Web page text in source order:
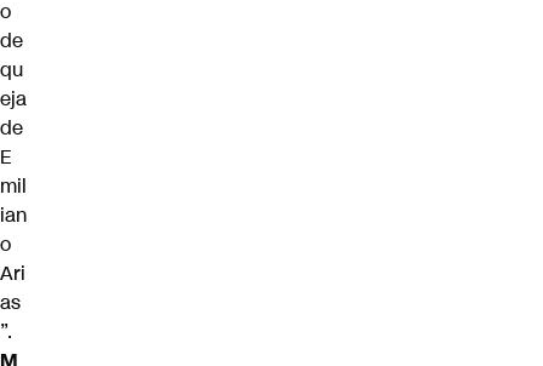
o
de
qu
eja
de
E
mil
ian
o
Ari
as
”.